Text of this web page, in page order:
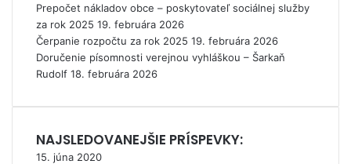
i
a
C
O
V
D
1
Prepočet nákladov obce – poskytovateľ sociálnej služby
za rok 2025 19. februára 2026
Čerpanie rozpočtu za rok 2025 19. februára 2026
Doručenie písomnosti verejnou vyhláškou – Šarkaň
Rudolf 18. februára 2026
NAJSLEDOVANEJŠIE PRÍSPEVKY:
15. júna 2020